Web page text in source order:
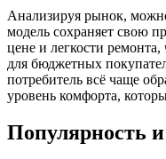
Анализируя рынок,
модель сохраняет свою
цене и легкости
для бюджетных
потребитель всё чаще
уровень комфорта,
Популярность